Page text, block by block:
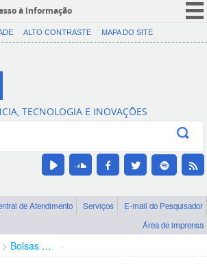
à informação
CORONAVÍRUS (COVID-19)
Canais
ALTO CONTRASTE MAPA DO SITE
TECNOLOGIA E INOVAÇÕES
de Atendimento Serviços
E-mail do Pesquisador
Área de imprensa
Bolsas e Auxílios Vigentes